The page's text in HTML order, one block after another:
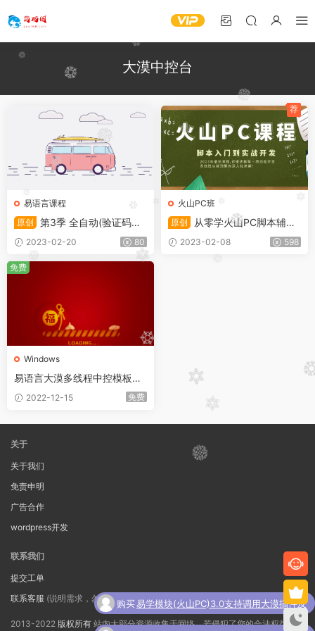
大漠中控台
易语言课程
原创
第3季 全自动(验证码识
别)答题器开发_易语言篇(202
2)
2023-02-20 80
火山PC班
原创
从零学火山PC脚本辅助
开发入门到实战课程(2024)
2023-02-08 598
荐
Windows
易语言大漠多线程中控模板英
文版2022-12-15 免费
免费
关于
关于我们
免责申明
广告合作
wordpress开发
联系我们
提交工单
联系客服 (说明需求，勿问在否)
2013-2022 版权所有 站内大部分资源收集于网络，若侵犯了您的合法权益，请
购买
了
易学模块(火山PC)3.0支持调用大漠插件及
其它常用脚本功能